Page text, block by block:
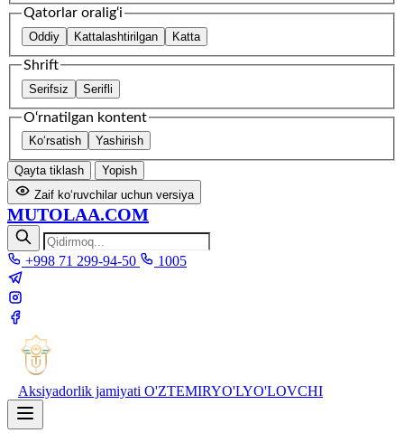
Qatorlar oralig‘i
Oddiy Kattalashtirilgan Katta
Shrift
Serifsiz Serifli
O‘rnatilgan kontent
Ko‘rsatish Yashirish
Qayta tiklash
Yopish
Zaif ko‘ruvchilar uchun versiya
MUTOLAA.COM
+998 71 299-94-50 1005
Aksiyadorlik jamiyati O'ZTEMIRYO'LYO'LOVCHI